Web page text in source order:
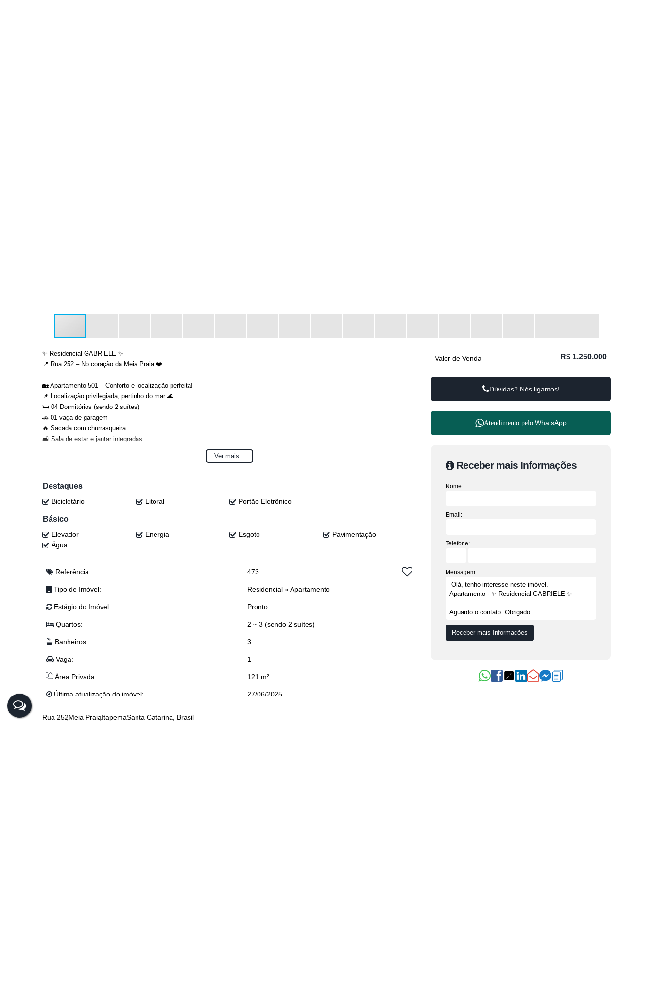
✨ Residencial GABRIELE ✨
📍 Rua 252 – No coração da Meia Praia ❤️
🏡 Apartamento 501 – Conforto e localização perfeita!
📌 Localização privilegiada, pertinho do mar 🌊
🛏️ 04 Dormitórios (sendo 2 suítes)
🚗 01 vaga de garagem
🔥 Sacada com churrasqueira
🛋️ Sala de estar e jantar integradas
(Valores sujeitos a alteração sem aviso prévio)
📆 Condições de pagamento flexíveis 🤝
📲 Entre em contato e agende sua visita!
Ver mais...
Destaques
Bicicletário Litoral Portão Eletrônico
Básico
Elevador Energia Esgoto
Pavimentação
Água
Referência: 473
Tipo de Imóvel: Residencial »Apartamento
Estágio do Imóvel: Pronto
Quartos: 2 ~ 3 (sendo 2 suítes)
Banheiros: 3
Vaga: 1
Área Privada: 121 m²
Última atualização do imóvel: 27/06/2025
Rua 252Meia PraiaItapemaSanta Catarina, Brasil
R$ 1.250.000
Valor de Venda
Dúvidas? Nós ligamos!
Atendimento pelo WhatsApp
Receber mais Informações
Nome:
Email:
Telefone:
Mensagem: